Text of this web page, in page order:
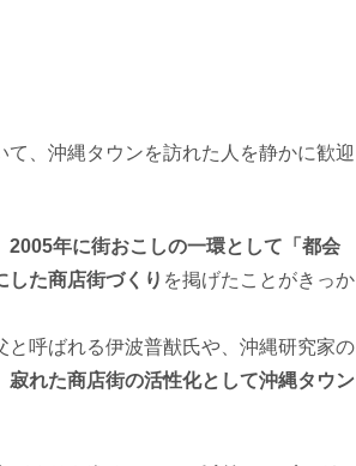
、沖縄タウンを訪れた人を静かに歓迎
2005年に街おこしの一環として「都会
した商店街づくり を掲げたことがきっか
呼ばれる伊波普猷氏や、沖縄研究家の
寂れた商店街の活性化として沖縄タウン